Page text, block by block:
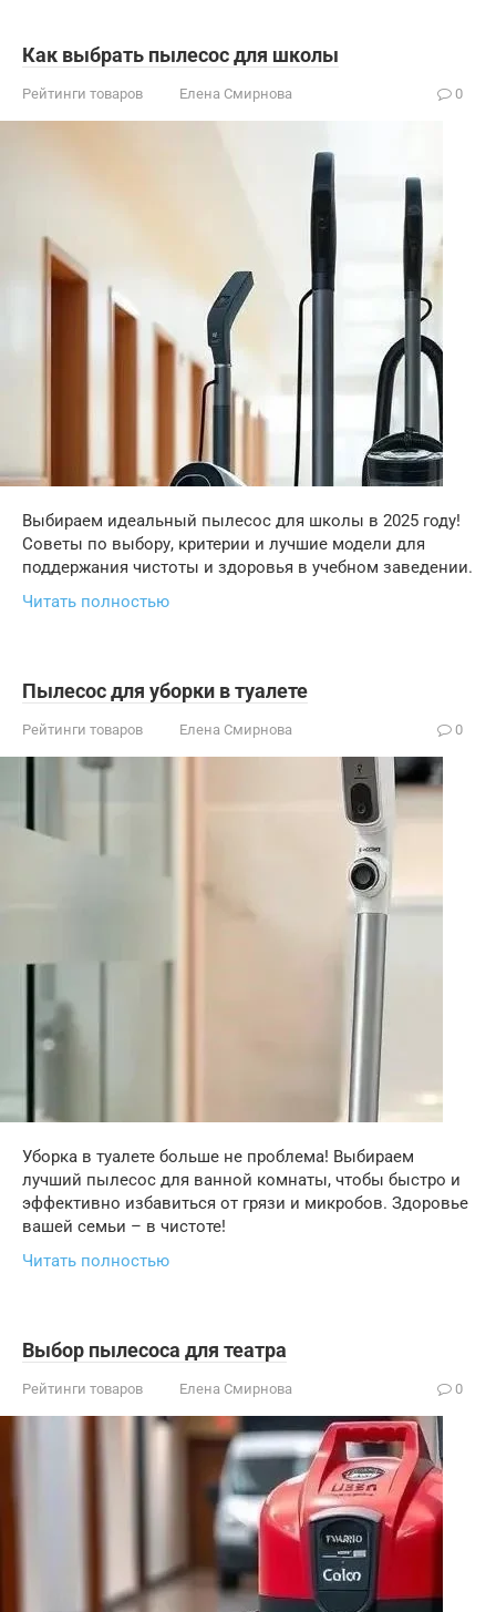
Как выбрать пылесос для школы
Рейтинги товаров Елена Смирнова 0
Выбираем идеальный пылесос для школы в 2025 году!
Советы по выбору, критерии и лучшие модели для
поддержания чистоты и здоровья в учебном заведении.
Читать полностью
Пылесос для уборки в туалете
Рейтинги товаров Елена Смирнова 0
Уборка в туалете больше не проблема! Выбираем
лучший пылесос для ванной комнаты, чтобы быстро и
эффективно избавиться от грязи и микробов. Здоровье
вашей семьи – в чистоте!
Читать полностью
Выбор пылесоса для театра
Рейтинги товаров Елена Смирнова 0